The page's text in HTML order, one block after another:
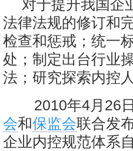
对于提升我国企
法律法规的修订和
检查和惩戒；统一
处；制定出台行业
法；研究探索内控
2010年4月26
会和保监会联合发
企业内控规范体系